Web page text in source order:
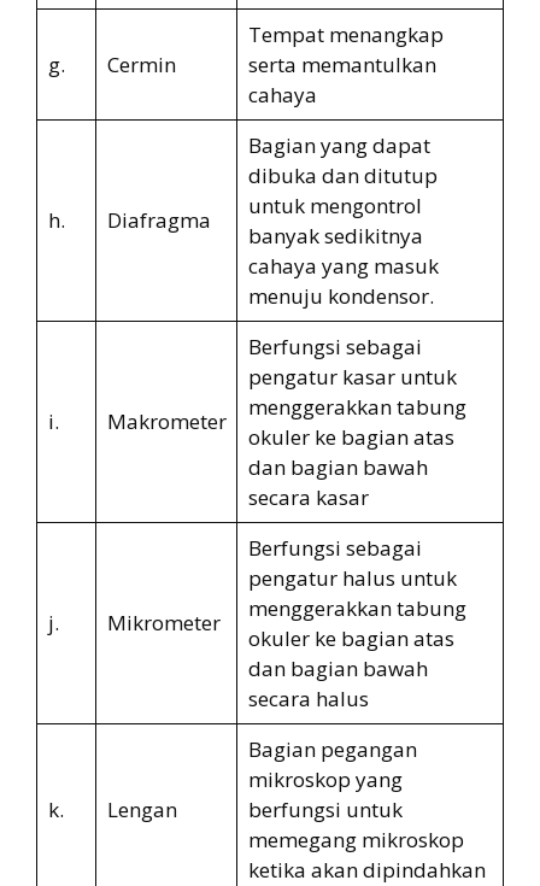
g. Cermin
Tempat menangkap
serta memantulkan
cahaya
h. Diafragma
Bagian yang dapat
dibuka dan ditutup
untuk mengontrol
banyak sedikitnya
cahaya yang masuk
menuju kondensor.
i. Makrometer
Berfungsi sebagai
pengatur kasar untuk
menggerakkan tabung
okuler ke bagian atas
dan bagian bawah
secara kasar
j. Mikrometer
Berfungsi sebagai
pengatur halus untuk
menggerakkan tabung
okuler ke bagian atas
dan bagian bawah
secara halus
k. Lengan
Bagian pegangan
mikroskop yang
berfungsi untuk
memegang mikroskop
ketika akan dipindahkan